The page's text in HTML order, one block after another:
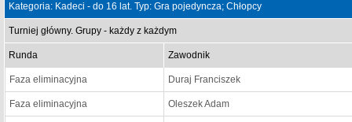
Kategoria: Kadeci - do 16 lat. Typ: Gra pojedyncza; Chłopcy
Turniej główny. Grupy - każdy z każdym
Runda Zawodnik
Faza eliminacyjna Duraj Franciszek
Faza eliminacyjna Oleszek Adam